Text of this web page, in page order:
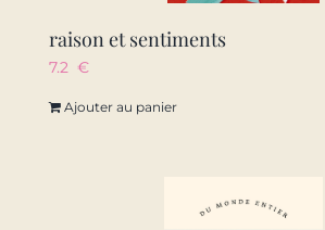
raison et sentiments
7.2 €
Ajouter au panier